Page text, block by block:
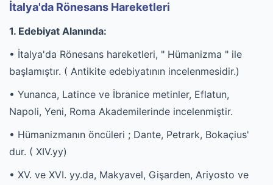
İtalya'da Rönesans Hareketleri
1. Edebiyat Alanında:
• İtalya'da Rönesans hareketleri, " Hümanizma " ile
başlamıştır. ( Antikite edebiyatının incelenmesidir.)
• Yunanca, Latince ve İbranice metinler, Eflatun,
Napoli, Yeni, Roma Akademilerinde incelenmiştir.
• Hümanizmanın öncüleri ; Dante, Petrark, Bokaçius'
dur. ( XIV.yy)
• XV. ve XVI. yy.da, Makyavel, Gişarden, Ariyosto ve